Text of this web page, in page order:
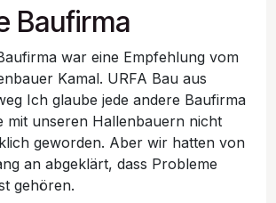
Baufirma
war eine Empfehlung vom
Kamal. URFA Bau aus
Ich glaube jede andere Baufirma
mit unseren Hallenbauern nicht
geworden. Aber wir hatten von
an abgeklärt, dass Probleme
gehören.